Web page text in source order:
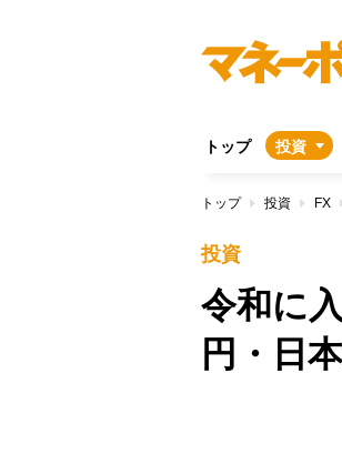
トップ 投資
トップ 投資 FX
投資
令和に
円・日